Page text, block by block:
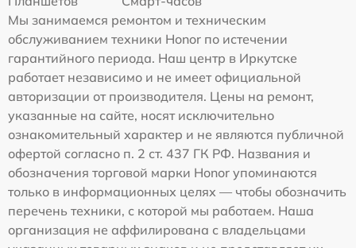
Мы занимаемся ремонтом и техническим
обслуживанием техники Honor по истечении
гарантийного периода. Наш центр в Иркутске
работает независимо и не имеет официальной
авторизации от производителя. Цены на ремонт,
указанные на сайте, носят исключительно
ознакомительный характер и не являются публичной
офертой согласно п. 2 ст. 437 ГК РФ. Названия и
обозначения торговой марки Honor упоминаются
только в информационных целях — чтобы обозначить
перечень техники, с которой мы работаем. Наша
организация не аффилирована с владельцами